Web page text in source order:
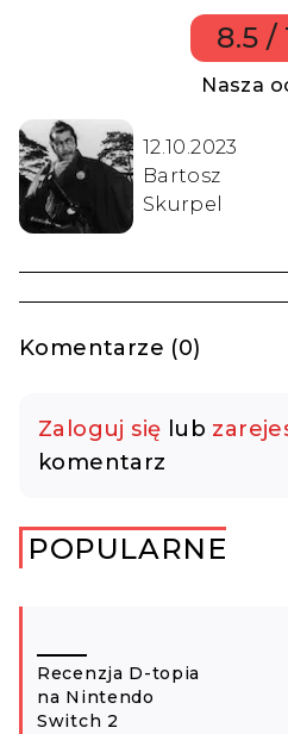
8.5 /
Nasza
12.10.2023
Bartosz
Skurpel
Komentarze (0)
Zaloguj się lub
komentarz
POPULARNE
Recenzja D-topia
na Nintendo
Switch 2